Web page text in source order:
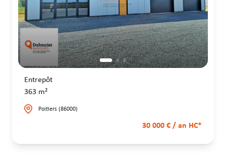
Entrepôt
363 m²
Poitiers (86000)
30 000 € / an HC*